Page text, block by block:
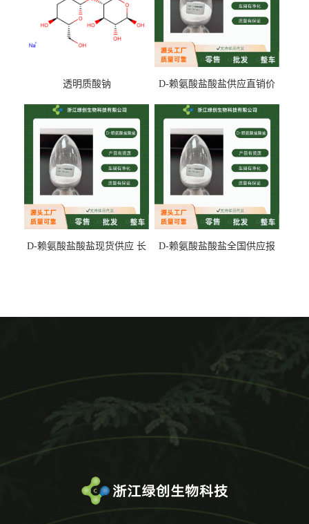
透明质酸钠
D-赖氨酸盐酸盐供应直销价
D-赖氨酸盐酸盐现货供应 长
D-赖氨酸盐酸盐全国供应报